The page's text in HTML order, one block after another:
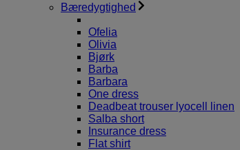
Bæredygtighed
Ofelia
Olivia
Bjørk
Barba
Barbara
One dress
Deadbeat trouser lyocell linen
Salba short
Insurance dress
Flat shirt